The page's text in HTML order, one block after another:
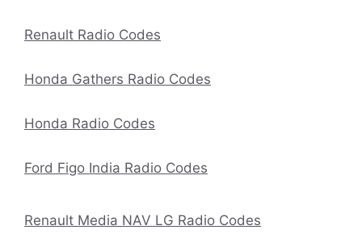
Renault Radio Codes
Honda Gathers Radio Codes
Honda Radio Codes
Ford Figo India Radio Codes
Renault Media NAV LG Radio Codes